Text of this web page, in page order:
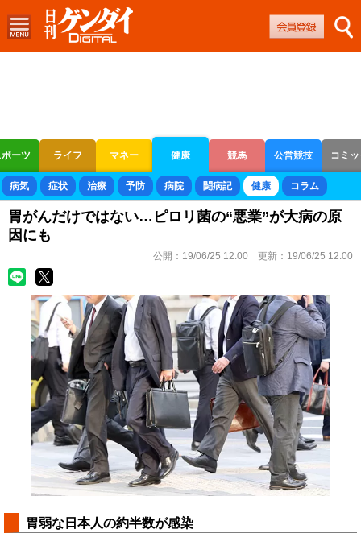
ーツ ライフ マネー 健康 競馬 公営競技 コミ
ボートレース 競輪 オートレース
病気 症状 治療 予防 病院 闘病記 健康 コラム
胃がんだけではない…ピロリ菌の“悪業”が大病の原
因にも
公開： 19/06/25 12:00 更新： 19/06/25 12:00
胃弱な日本人の約半数が感染